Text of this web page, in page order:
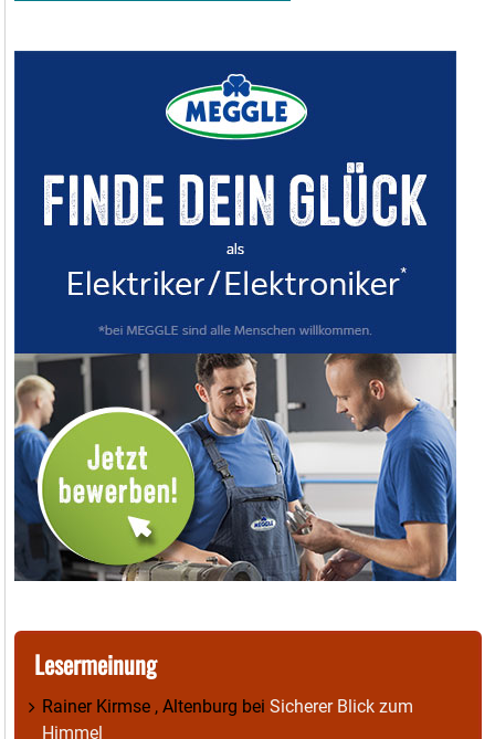
Lesermeinung
Rainer Kirmse , Altenburg bei Sicherer Blick zum
Himmel